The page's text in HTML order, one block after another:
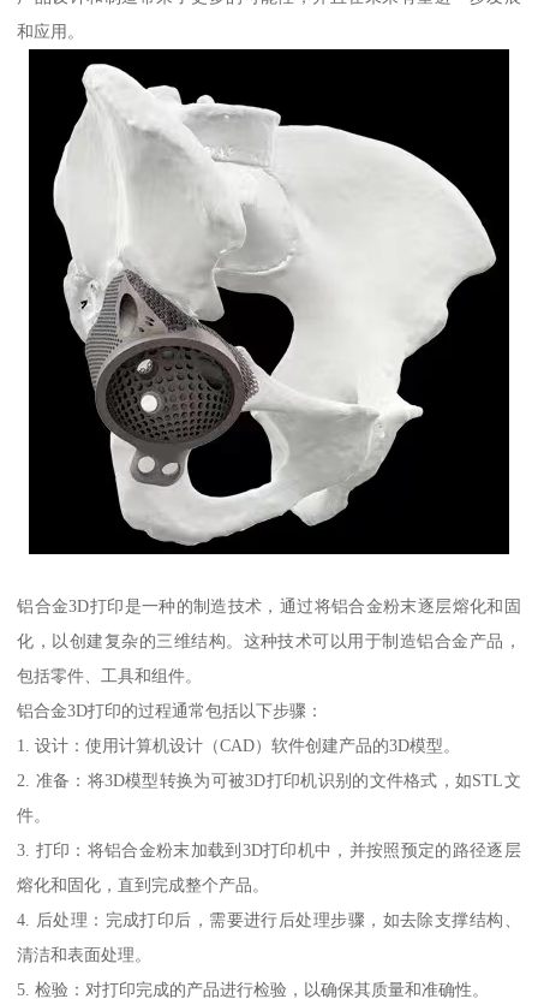
和应用。
铝合金3D打印是一种的制造技术，通过将铝合金粉末逐层熔化和固
化，以创建复杂的三维结构。这种技术可以用于制造铝合金产品，
包括零件、工具和组件。
铝合金3D打印的过程通常包括以下步骤：
1. 设计：使用计算机设计（CAD）软件创建产品的3D模型。
2. 准备：将3D模型转换为可被3D打印机识别的文件格式，如STL文
件。
3. 打印：将铝合金粉末加载到3D打印机中，并按照预定的路径逐层
熔化和固化，直到完成整个产品。
4. 后处理：完成打印后，需要进行后处理步骤，如去除支撑结构、
清洁和表面处理。
5. 检验：对打印完成的产品进行检验，以确保其质量和准确性。